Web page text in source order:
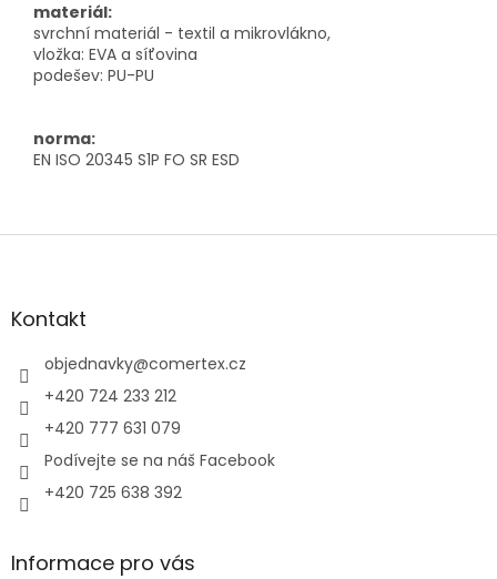
materiál:
svrchní materiál - textil a mikrovlákno,
vložka: EVA a síťovina
podešev: PU-PU
norma:
EN ISO 20345 S1P FO SR ESD
Z
aKontakt
objednavky@comertex.cz
+420 724 233 212
+420 777 631 079
Podívejte se na náš Facebook
+420 725 638 392
Informace pro vás